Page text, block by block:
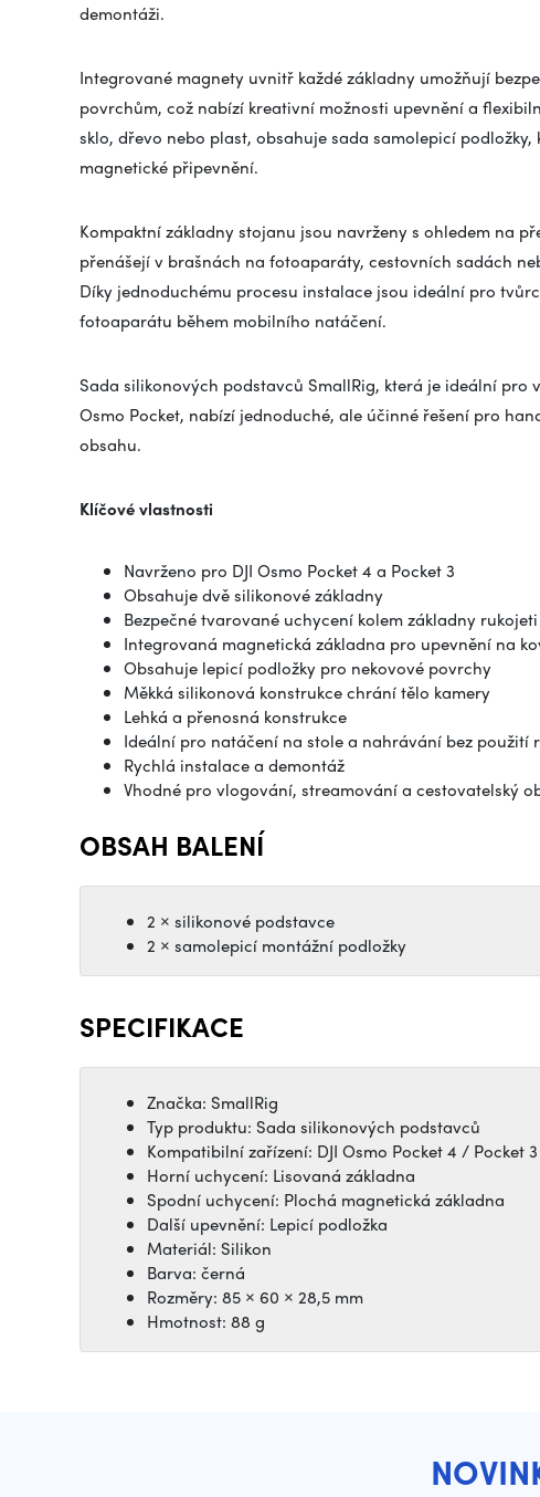
demontáži.
Integrované magnety uvnitř každé základny umožňují
povrchům, což nabízí kreativní možnosti upevnění a
sklo, dřevo nebo plast, obsahuje sada samolepicí
magnetické připevnění.
Kompaktní základny stojanu jsou navrženy s ohledem na
přenášejí v brašnách na fotoaparáty, cestovních sadách
Díky jednoduchému procesu instalace jsou ideální pro
fotoaparátu během mobilního natáčení.
Sada silikonových podstavců SmallRig, která je ideální pro
Osmo Pocket, nabízí jednoduché, ale účinné řešení pro
obsahu.
Klíčové vlastnosti
Navrženo pro DJI Osmo Pocket 4 a Pocket 3
Obsahuje dvě silikonové základny
Bezpečné tvarované uchycení kolem základny
Integrovaná magnetická základna pro upevnění na
Obsahuje lepicí podložky pro nekovové povrchy
Měkká silikonová konstrukce chrání tělo kamery
Lehká a přenosná konstrukce
Ideální pro natáčení na stole a nahrávání bez použití
Rychlá instalace a demontáž
Vhodné pro vlogování, streamování a cestovatelský
OBSAH BALENÍ
2 × silikonové podstavce
2 × samolepicí montážní podložky
SPECIFIKACE
Značka: SmallRig
Typ produktu: Sada silikonových podstavců
Kompatibilní zařízení: DJI Osmo Pocket 4 / Pocket 3
Horní uchycení: Lisovaná základna
Spodní uchycení: Plochá magnetická základna
Další upevnění: Lepicí podložka
Materiál: Silikon
Barva: černá
Rozměry: 85 × 60 × 28,5 mm
Hmotnost: 88 g